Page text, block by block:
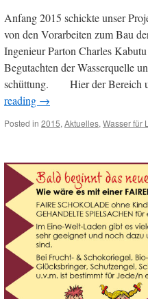
Anfang 2015 schickte unser
von den Vorarbeiten zum Bau
Ingenieur Parton Charles
Begutachten der Wasserquelle
schüttung. Hier der Bereich
reading →
Posted in 2015, Aktuelles, Wasser für